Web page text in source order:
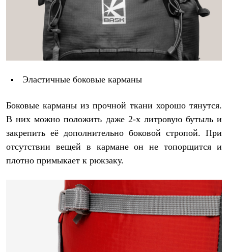
Эластичные боковые карманы
Боковые карманы из прочной ткани хорошо тянутся.
В них можно положить даже 2-х литровую бутыль и
закрепить её дополнительно боковой стропой. При
отсутствии вещей в кармане он не топорщится и
плотно примыкает к рюкзаку.